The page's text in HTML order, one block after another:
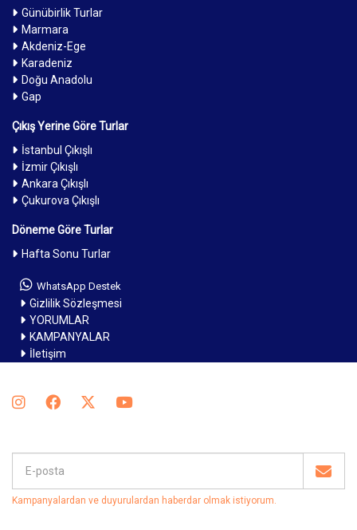
Günübirlik Turlar
Marmara
Akdeniz-Ege
Karadeniz
Doğu Anadolu
Gap
Çıkış Yerine Göre Turlar
İstanbul Çıkışlı
İzmir Çıkışlı
Ankara Çıkışlı
Çukurova Çıkışlı
Döneme Göre Turlar
Hafta Sonu Turlar
WhatsApp Destek
Gizlilik Sözleşmesi
YORUMLAR
KAMPANYALAR
İletişim
Kampanyalardan ve duyurulardan haberdar olmak istiyorum.